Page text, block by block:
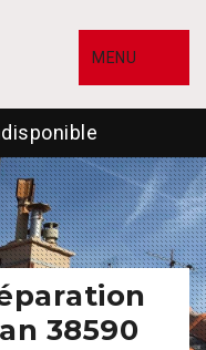
MENU
38590